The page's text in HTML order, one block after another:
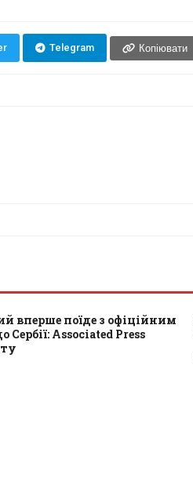
Telegram Копіювати
вперше поїде з офіційним
Сербії: Associated Press